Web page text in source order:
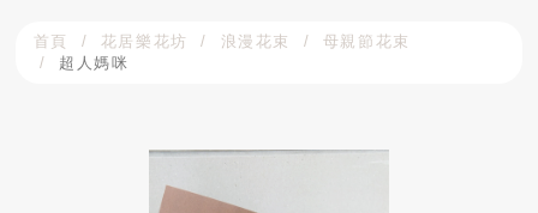
首頁 花居樂花坊 浪漫花束
母親節花束
超人媽咪